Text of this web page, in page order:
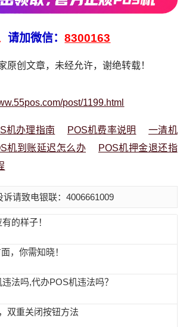
请加微信：8300163
原创文章，未经允许，谢绝转载！
post/1199.html
机办理指南 POS机费率说明
一清机
机到账延迟怎么办
POS机押金退还指
请致电银联：4006661009
的样子！
，你需知晓！
法吗,代办POS机违法吗？
双重关闭按钮方法